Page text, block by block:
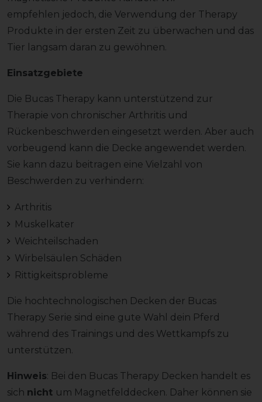
empfehlen jedoch, die Verwendung der Therapy
Produkte in der ersten Zeit zu überwachen und das
Tier langsam daran zu gewöhnen.
Einsatzgebiete
Die Bucas Therapy kann unterstützend zur
Therapie von chronischer Arthritis und
Rückenbeschwerden eingesetzt werden. Aber auch
vorbeugend kann die Decke angewendet werden.
Sie kann dazu beitragen eine Vielzahl von
Beschwerden zu verhindern:
Arthritis
Muskelkater
Weichteilschaden
Wirbelsäulen Schäden
Rittigkeitsprobleme
Die hochtechnologischen Decken der Bucas
Therapy Serie sind eine gute Wahl dein Pferd
während des Trainings und des Wettkampfs zu
unterstützen.
Hinweis: Bei den Bucas Therapy Decken handelt es
sich nicht um Magnetfelddecken. Daher können sie